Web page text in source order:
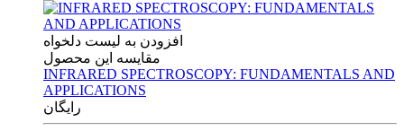
افزودن به لیست دلخواه
مقایسه این محصول
INFRARED SPECTROSCOPY: FUNDAMENTALS AND
APPLICATIONS
رایگان